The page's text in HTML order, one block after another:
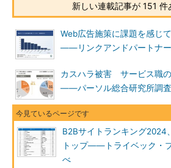
新しい連載記事が 151 件
Web広告施策に課題を感じ
――リンクアンドパートナ
カスハラ被害 サービス職の
――パーソル総合研究所調査
B2Bサイトランキング2024
トップ――トライベック・
べ